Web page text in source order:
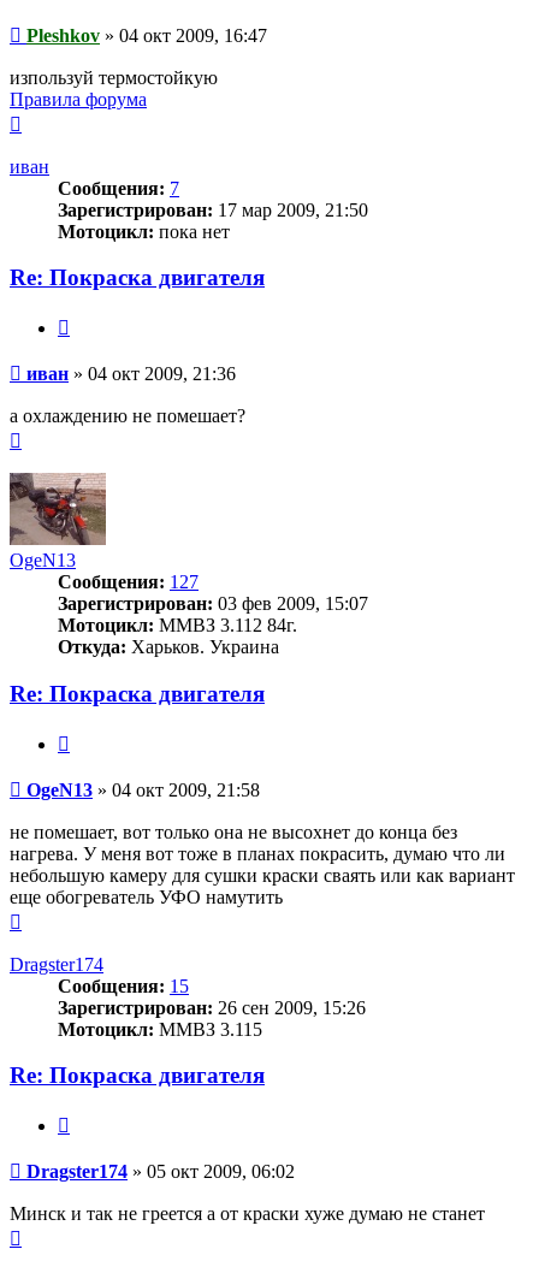
Сообщение
Pleshkov » 04 окт 2009, 16:47
изпользуй термостойкую
Правила форума
началу
иван
Сообщения: 7
Зарегистрирован: 17 мар 2009, 21:50
Мотоцикл: пока нет
Re: Покраска двигателя
Сообщение
иван » 04 окт 2009, 21:36
а охлаждению не помешает?
началу
OgeN13
Сообщения: 127
Зарегистрирован: 03 фев 2009, 15:07
Мотоцикл: ММВЗ 3.112 84г.
Откуда: Харьков. Украина
Re: Покраска двигателя
Сообщение
OgeN13 » 04 окт 2009, 21:58
не помешает, вот только она не высохнет до конца без
нагрева. У меня вот тоже в планах покрасить, думаю что ли
небольшую камеру для сушки краски сваять или как вариант
еще обогреватель УФО намутить
началу
Dragster174
Сообщения: 15
Зарегистрирован: 26 сен 2009, 15:26
Мотоцикл: ММВЗ 3.115
Re: Покраска двигателя
Сообщение
Dragster174 » 05 окт 2009, 06:02
Минск и так не греется а от краски хуже думаю не станет